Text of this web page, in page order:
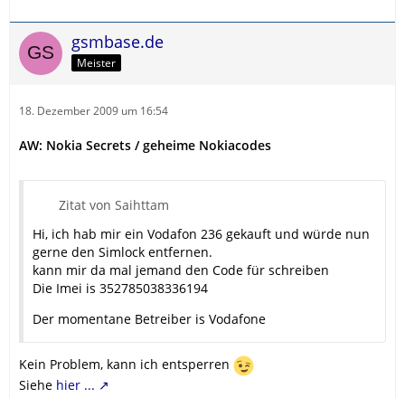
gsmbase.de
Meister
18. Dezember 2009 um 16:54
AW: Nokia Secrets / geheime Nokiacodes
Zitat von Saihttam
Hi, ich hab mir ein Vodafon 236 gekauft und würde nun
gerne den Simlock entfernen.
kann mir da mal jemand den Code für schreiben
Die Imei is 352785038336194
Der momentane Betreiber is Vodafone
Kein Problem, kann ich entsperren
Siehe hier ...